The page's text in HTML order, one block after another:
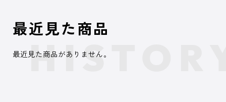
最近見た商品
最近見た商品がありません。